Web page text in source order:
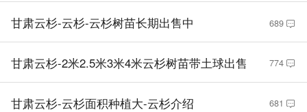
甘肃云杉-云杉-云杉树苗长期出售中 689
甘肃云杉-2米2.5米3米4米云杉树苗带土球出售 774
甘肃云杉-云杉面积种植大-云杉介绍 681